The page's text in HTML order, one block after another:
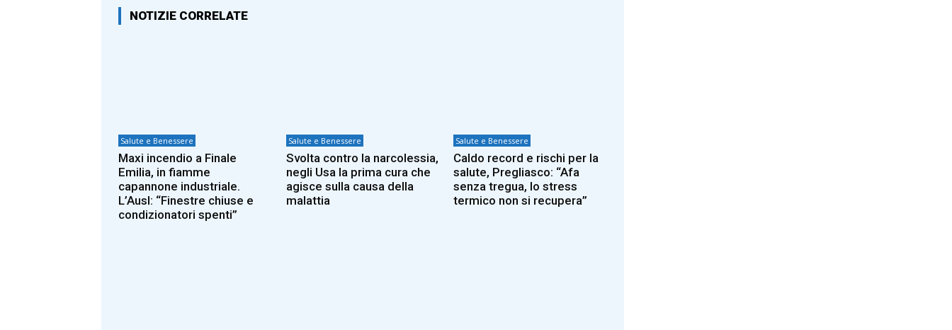
NOTIZIE CORRELATE
Salute e Benessere
Maxi incendio a Finale
Emilia, in fiamme
capannone industriale.
L’Ausl: “Finestre chiuse e
condizionatori spenti”
Salute e Benessere
Svolta contro la narcolessia,
negli Usa la prima cura che
agisce sulla causa della
malattia
Salute e Benessere
Caldo record e rischi per la
salute, Pregliasco: “Afa
senza tregua, lo stress
termico non si recupera”